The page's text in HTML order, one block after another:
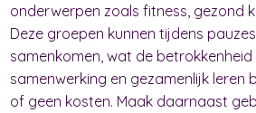
onderwerpen zoals fitness, gezond
Deze groepen kunnen tijdens
samenkomen, wat de betrokkenheid
samenwerking en gezamenlijk leren
of geen kosten. Maak daarnaast